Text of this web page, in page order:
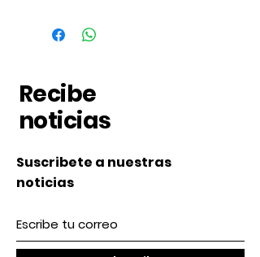
Recibe
noticias
Suscribete a nuestras
noticias